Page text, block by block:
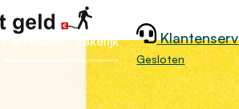
Zakelijk
Gesloten